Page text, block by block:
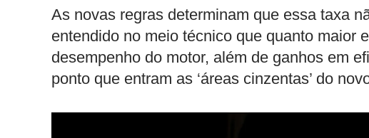
As novas regras determinam que essa taxa
entendido no meio técnico que quanto maior
desempenho do motor, além de ganhos em
ponto que entram as ‘áreas cinzentas’ do